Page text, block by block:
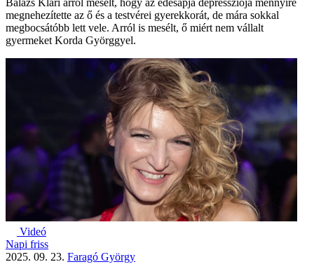
Balázs Klári arról mesélt, hogy az édesapja depressziója mennyire
megnehezítette az ő és a testvérei gyerekkorát, de mára sokkal
megbocsátóbb lett vele. Arról is mesélt, ő miért nem vállalt
gyermeket Korda Györggyel.
Videó
Napi friss
2025. 09. 23. Faragó György